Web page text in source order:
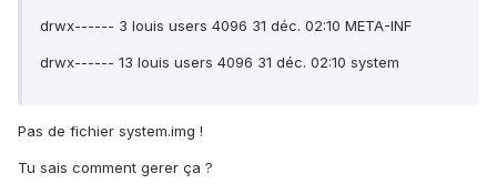
drwx------ 3 louis users 4096 31 déc. 02:10 META-INF
drwx------ 13 louis users 4096 31 déc. 02:10 system
Pas de fichier system.img !
Tu sais comment gerer ça ?